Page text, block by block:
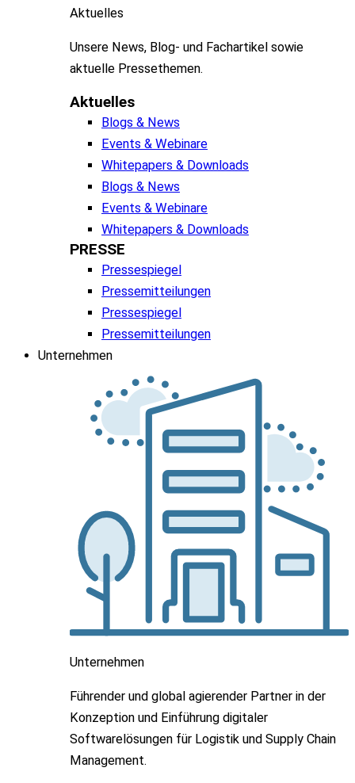
Aktuelles
Unsere News, Blog- und Fachartikel sowie
aktuelle Pressethemen.
Aktuelles
Blogs & News
Events & Webinare
Whitepapers & Downloads
Blogs & News
Events & Webinare
Whitepapers & Downloads
PRESSE
Pressespiegel
Pressemitteilungen
Pressespiegel
Pressemitteilungen
Unternehmen
Unternehmen
Führender und global agierender Partner in der
Konzeption und Einführung digitaler
Softwarelösungen für Logistik und Supply Chain
Management.